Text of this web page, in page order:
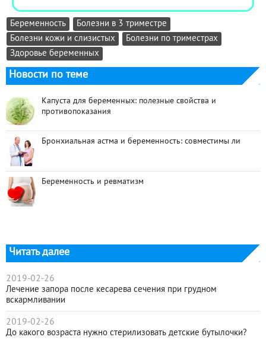
Беременность
Болезни в 3 триместре
Болезни кожи и слизистых
Болезни по триместрах
Здоровье беременных
Новости по теме
Капуста для беременных: полезные свойства и
противопоказания
Бронхиальная астма и беременность: совместимы ли
Беременность и ревматизм
Читать далее
2019-02-26
Лечение запора после кесарева сечения при грудном
вскармливании
2019-02-26
До какого возраста нужно стерилизовать детские бутылочки?